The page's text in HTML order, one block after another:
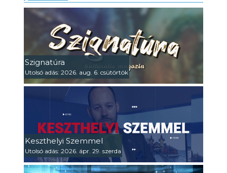
Szignatúra
Utolsó adás: 2026. aug. 6. csütörtök
Keszthelyi Szemmel
Utolsó adás: 2026. ápr. 29. szerda